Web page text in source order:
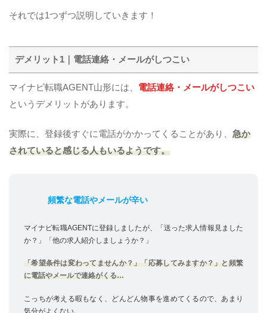
それでは1つずつ説明していきます！
デメリット1｜電話連絡・メールがしつこい
マイナビ転職AGENT山形には、 電話連絡・メールがしつこい
というデメリットがあります。
実際に、登録後すぐに電話がかかってくることがあり、 急か
されていると感じる人もいるようです。
頻繁な電話やメールが辛い
マイナビ転職AGENTに登録しましたが、「送った求人情報見ました
か？」「他の求人紹介しましょうか？」
「希望条件は変わってませんか？」「応募してみますか？」と頻繁
に電話やメールで連絡がくる…
こっちが考える暇もなく、どんどん物事を進めてくるので、あまり
気分がよくない。